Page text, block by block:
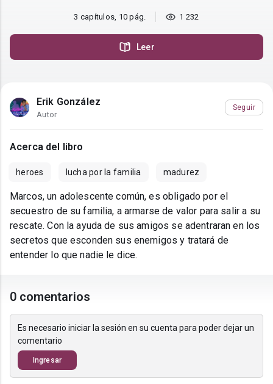
3 capítulos, 10 pág. 1 232
Leer
Erik González
Autor
Seguir
Acerca del libro
heroes lucha por la familia madurez
Marcos, un adolescente común, es obligado por el
secuestro de su familia, a armarse de valor para salir a su
rescate. Con la ayuda de sus amigos se adentraran en los
secretos que esconden sus enemigos y tratará de
entender lo que nadie le dice.
0 comentarios
Es necesario iniciar la sesión en su cuenta para poder dejar un
comentario
Ingresar